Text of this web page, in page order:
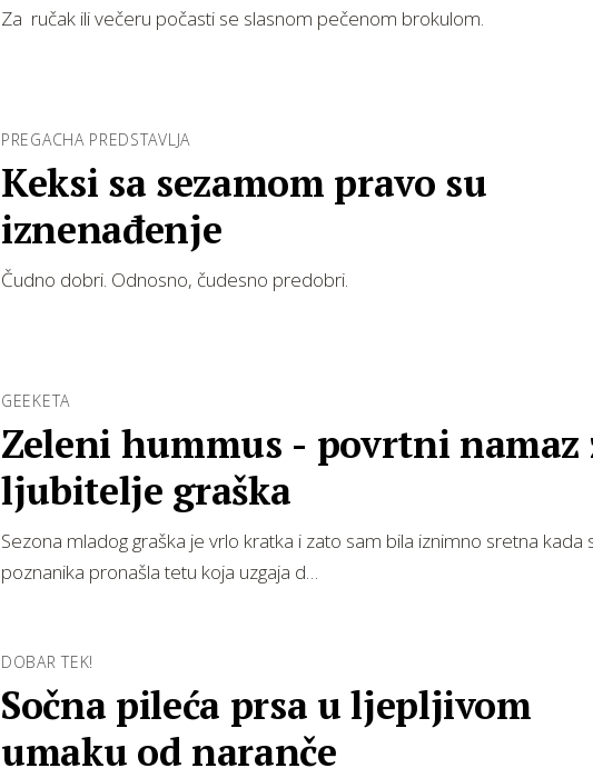
Za ručak ili večeru počasti se slasnom pečenom brokulom.
PREGACHA PREDSTAVLJA
Keksi sa sezamom pravo su
iznenađenje
Čudno dobri. Odnosno, čudesno predobri.
GEEKETA
Zeleni hummus - povrtni namaz
ljubitelje graška
Sezona mladog graška je vrlo kratka i zato sam bila iznimno sretna kada
poznanika pronašla tetu koja uzgaja d…
DOBAR TEK!
Sočna pileća prsa u ljepljivom
umaku od naranče